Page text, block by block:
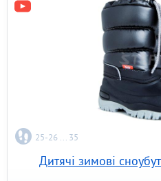
25-26 ... 35
Дитячі зимові